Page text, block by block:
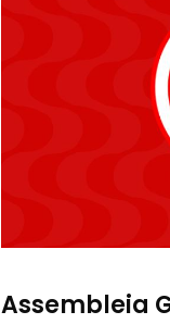
Assembleia